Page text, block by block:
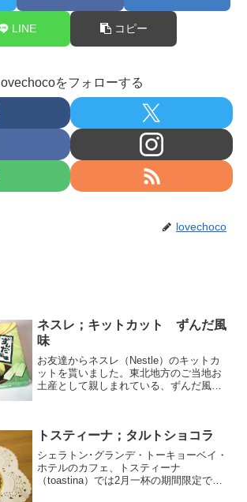
LINE コピー
lovechocoをフォローする
lovechoco
ネスレ；キットカット ずんだ風
味
お友達からネスレ（Nestle）のキットカ
ットを貰いました。東北地方のご当地お
土産として親しまれている、ずんだ風味
すりつぶした東北...
トスティーナ；タルトショコラ
シェラトン･グランデ・トーキョーベイ・
ホテルのカフェ、トスティーナ
（toastina）では2月一杯の期間限定で、